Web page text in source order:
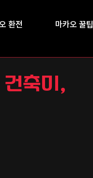
환전 마카오 꿀팁
건축미,